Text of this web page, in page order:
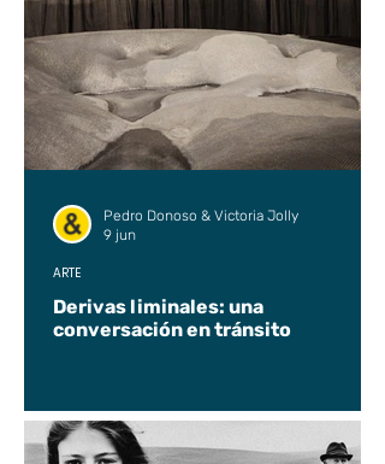
Derivas liminales: una
conversación en tránsito
ARTE
Pedro Donoso & Victoria Jolly
9 jun